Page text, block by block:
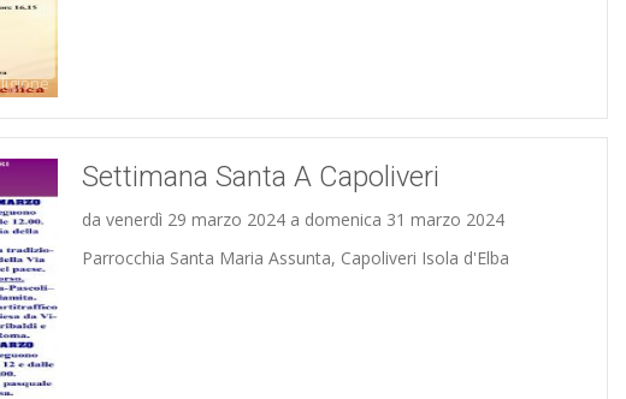
Settimana Santa A Capoliveri
da venerdì 29 marzo 2024 a domenica 31 marzo 2024
Parrocchia Santa Maria Assunta, Capoliveri Isola d'Elba